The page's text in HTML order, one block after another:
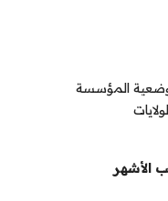
المؤسسة
الأشهر